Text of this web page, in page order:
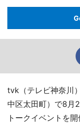
tvk（テレビ神奈川
中区太田町）で8月
トークイベントを開